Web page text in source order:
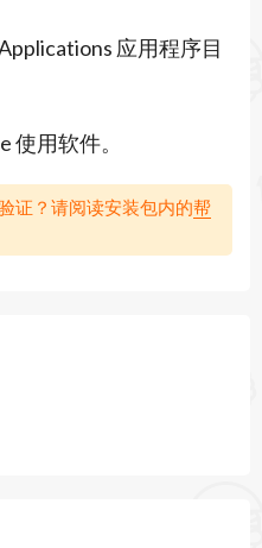
会智能生成支撑结构和
石和木板都会根据环境
的建筑效果，提升画面
势高度、添加水景和植
风格，从中世纪城堡到
应用程序目
使用软件。
证？请阅读安装包内的帮